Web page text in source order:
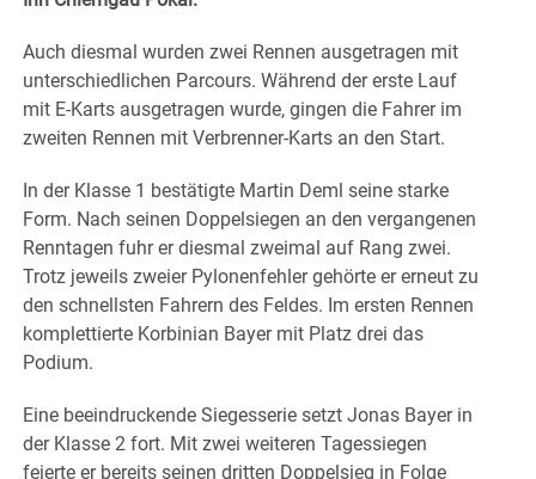
Auch diesmal wurden zwei Rennen ausgetragen mit
unterschiedlichen Parcours. Während der erste Lauf
mit E-Karts ausgetragen wurde, gingen die Fahrer im
zweiten Rennen mit Verbrenner-Karts an den Start.
In der Klasse 1 bestätigte Martin Deml seine starke
Form. Nach seinen Doppelsiegen an den vergangenen
Renntagen fuhr er diesmal zweimal auf Rang zwei.
Trotz jeweils zweier Pylonenfehler gehörte er erneut zu
den schnellsten Fahrern des Feldes. Im ersten Rennen
komplettierte Korbinian Bayer mit Platz drei das
Podium.
Eine beeindruckende Siegesserie setzt Jonas Bayer in
der Klasse 2 fort. Mit zwei weiteren Tagessiegen
feierte er bereits seinen dritten Doppelsieg in Folge